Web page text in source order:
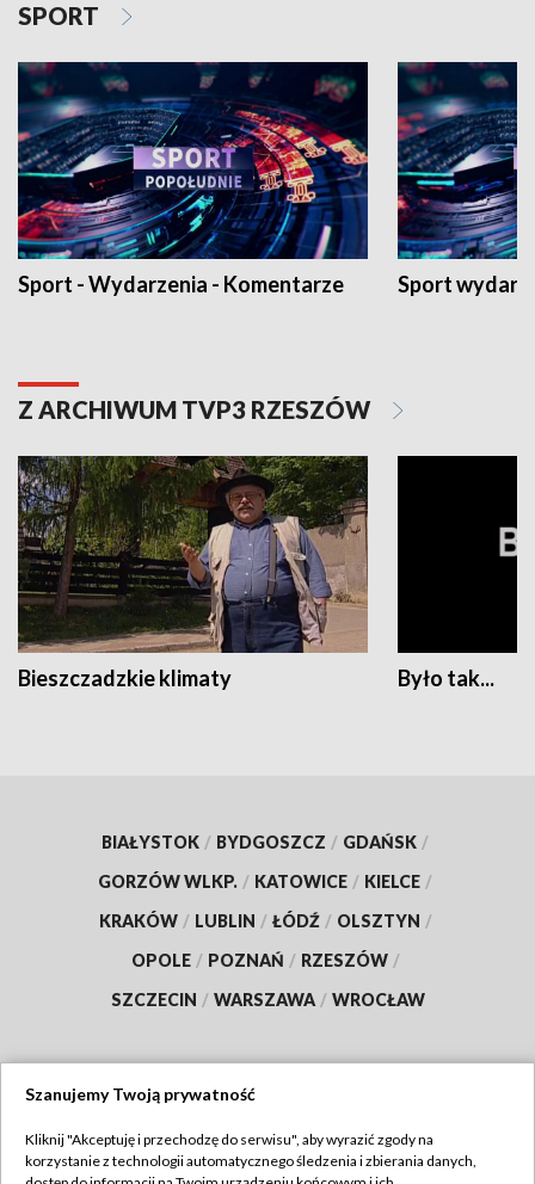
SPORT
Sport - Wydarzenia - Komentarze Sport
Z ARCHIWUM TVP3 RZESZÓW
Bieszczadzkie klimaty Było tak...
BIAŁYSTOK / BYDGOSZCZ / GDAŃSK /
GORZÓW WLKP. / KATOWICE / KIELCE /
KRAKÓW / LUBLIN / ŁÓDŹ / OLSZTYN /
OPOLE / POZNAŃ / RZESZÓW /
SZCZECIN / WARSZAWA / WROCŁAW
TVP
Szanujemy Twoją prywatność
Kliknij "Akceptuję i przechodzę do serwisu", aby wyrazić zgody na
korzystanie z technologii automatycznego śledzenia i zbierania danych,